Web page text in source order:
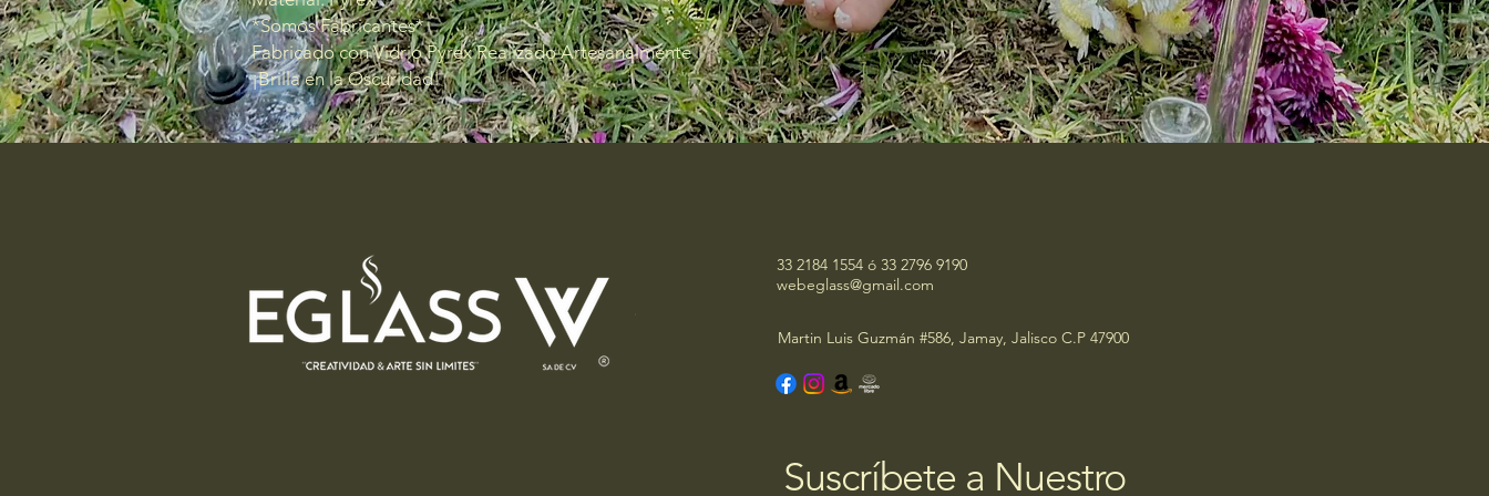
*Somos Fabricantes*
Fabricado con Vidrio Pyrex Realizado Artesanalmente
¡Brilla en la Oscuridad!
33 2184 1554 ó 33 2796 9190
webeglass@gmail.com
Martin Luis Guzmán #586, Jamay, Jalisco C.P 47900
Suscríbete a Nuestro